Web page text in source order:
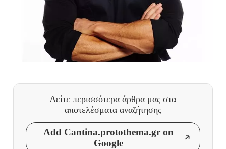
Δείτε περισσότερα άρθρα μας στα
αποτελέσματα αναζήτησης
Add Cantina.protothema.gr on
Google